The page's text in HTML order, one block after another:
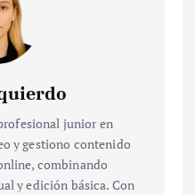
junior en
y gestiono contenido
combinando
y edición básica. Con